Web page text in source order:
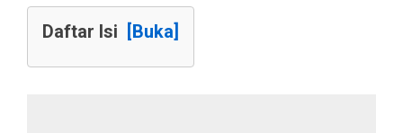
Daftar Isi [Buka]